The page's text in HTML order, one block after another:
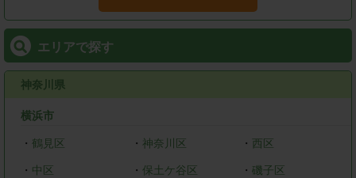
エリアで探す
神奈川県
横浜市
・ 鶴見区 ・ 神奈川区 ・ 西区
・ 中区 ・ 保土ケ谷区 ・磯子区